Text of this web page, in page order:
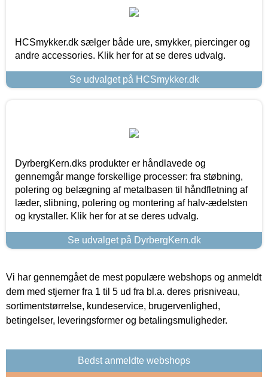
HCSmykker.dk sælger både ure, smykker, piercinger og
andre accessories. Klik her for at se deres udvalg.
Se udvalget på HCSmykker.dk
DyrbergKern.dks produkter er håndlavede og
gennemgår mange forskellige processer: fra støbning,
polering og belægning af metalbasen til håndfletning af
læder, slibning, polering og montering af halv-ædelsten
og krystaller. Klik her for at se deres udvalg.
Se udvalget på DyrbergKern.dk
Vi har gennemgået de mest populære webshops og anmeldt
dem med stjerner fra 1 til 5 ud fra bl.a. deres prisniveau,
sortimentstørrelse, kundeservice, brugervenlighed,
betingelser, leveringsformer og betalingsmuligheder.
Bedst anmeldte webshops